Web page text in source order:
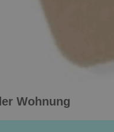
Wohnung